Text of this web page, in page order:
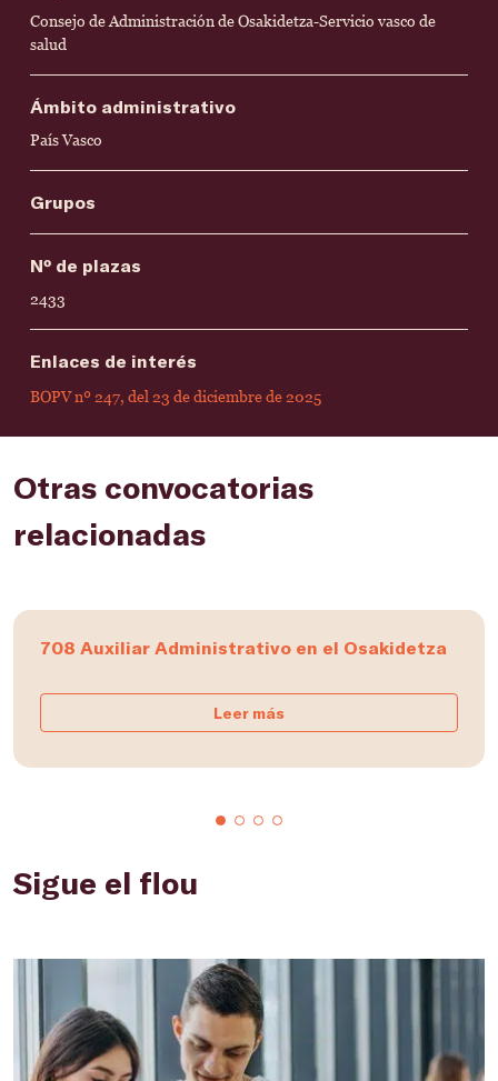
Consejo de Administración de Osakidetza-Servicio vasco de
salud
Ámbito administrativo
País Vasco
Grupos
Nº de plazas
2433
Enlaces de interés
BOPV nº 247, del 23 de diciembre de 2025
Otras convocatorias
relacionadas
708 Auxiliar Administrativo en el Osakidetza
Leer más
Sigue el flou